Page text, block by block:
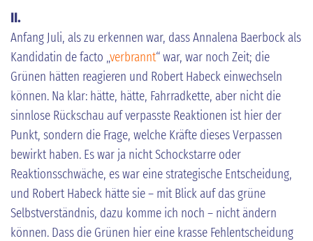
II.
Anfang Juli, als zu erkennen war, dass Annalena Baerbock als
Kandidatin de facto „verbrannt“ war, war noch Zeit; die
Grünen hätten reagieren und Robert Habeck einwechseln
können. Na klar: hätte, hätte, Fahrradkette, aber nicht die
sinnlose Rückschau auf verpasste Reaktionen ist hier der
Punkt, sondern die Frage, welche Kräfte dieses Verpassen
bewirkt haben. Es war ja nicht Schockstarre oder
Reaktionsschwäche, es war eine strategische Entscheidung,
und Robert Habeck hätte sie – mit Blick auf das grüne
Selbstverständnis, dazu komme ich noch – nicht ändern
können. Dass die Grünen hier eine krasse Fehlentscheidung